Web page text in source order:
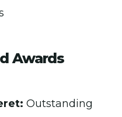
Awards
Outstanding